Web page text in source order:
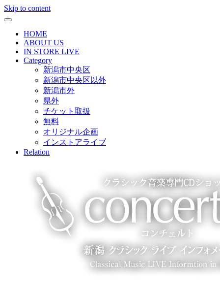
Skip to content
HOME
ABOUT US
IN STORE LIVE
Category
新潟市中央区
新潟市中央区以外
新潟市外
県外
チケット取扱
無料
オリジナル企画
インストアライブ
Relation